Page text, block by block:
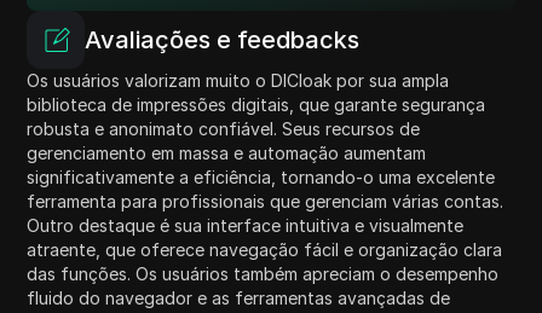
Avaliações e feedbacks
Os usuários valorizam muito o DICloak por sua ampla
biblioteca de impressões digitais, que garante segurança
robusta e anonimato confiável. Seus recursos de
gerenciamento em massa e automação aumentam
significativamente a eficiência, tornando-o uma excelente
ferramenta para profissionais que gerenciam várias contas.
Outro destaque é sua interface intuitiva e visualmente
atraente, que oferece navegação fácil e organização clara
das funções. Os usuários também apreciam o desempenho
fluido do navegador e as ferramentas avançadas de